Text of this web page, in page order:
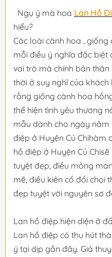
Ngụ ý mà hoa Lan Hồ
hiểu?
Các loài cành hoa ,
mỗi điều ý nghĩa đặc biệt
vai trò mà chính bản
thời ở suy nghĩ của
rằng giống cành hoa
thể hiện tình yêu thương
mẫu dành cho ngày
điệp ở Huyện Củ Chihàm
hồ điệp ở Huyện Củ
tuyệt đẹp, điều mỏng
mẽ, điều kiên cố đối chọi
đẹp tuyệt vời nguyên sơ
Lan hồ điệp hiện diện ở
Lan hồ điệp có thu hút
ý tại dịp gần đây. Giả